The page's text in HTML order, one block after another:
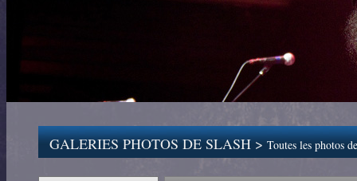
GALERIES PHOTOS DE SLASH >Toutes les photos